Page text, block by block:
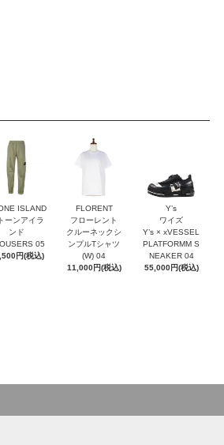
ISLAND
ーンアイラ
ンド
05
円(税込)
FLORENT
フローレント
クルーネックシ
ンプルTシャツ
(W) 04
11,000円(税込)
Y’s
ワイズ
Y’s × xVESSEL
PLATFORMM S
NEAKER 04
55,000円(税込)